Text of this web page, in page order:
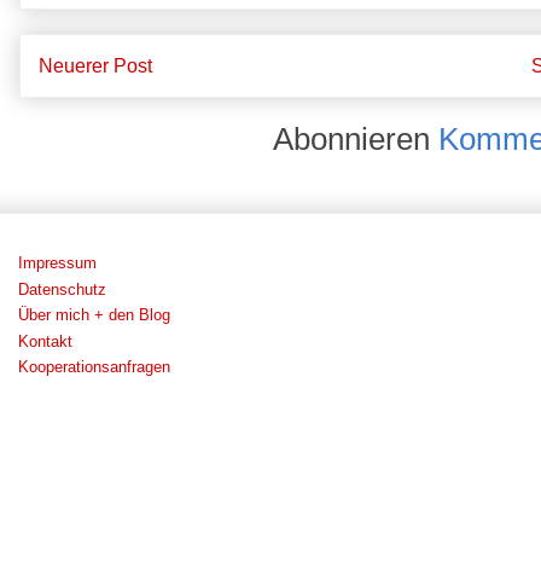
Neuerer Post
Abonnieren
Impressum
Datenschutz
Über mich + den Blog
Kontakt
Kooperationsanfragen